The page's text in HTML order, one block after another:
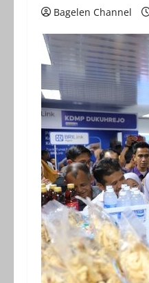
Bagelen Channel